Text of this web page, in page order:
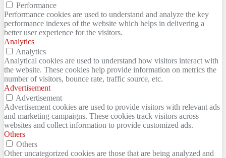
Performance
Performance cookies are used to understand and analyze the key
performance indexes of the website which helps in delivering a
better user experience for the visitors.
Analytics
Analytics
Analytical cookies are used to understand how visitors interact with
the website. These cookies help provide information on metrics the
number of visitors, bounce rate, traffic source, etc.
Advertisement
Advertisement
Advertisement cookies are used to provide visitors with relevant ads
and marketing campaigns. These cookies track visitors across
websites and collect information to provide customized ads.
Others
Others
Other uncategorized cookies are those that are being analyzed and